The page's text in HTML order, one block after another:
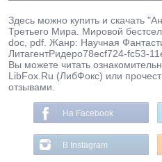
Здесь можно купить и скачать
Третьего Мира. Мировой
doc, pdf. Жанр: Научная
ЛитагентРидеро78ecf724-fc53-
Вы можете читать
LibFox.Ru (ЛибФокс) или
отзывами.
На Facebook
В Instagram